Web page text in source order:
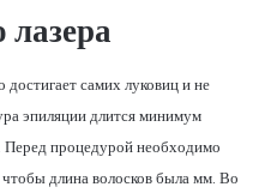
достигает самих луковиц и не
эпиляции длится минимум
Перед процедурой необходимо
длина волосков была мм. Во